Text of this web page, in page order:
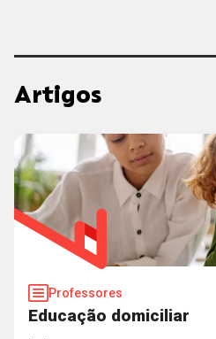
Artigos
Professores
Educação domiciliar